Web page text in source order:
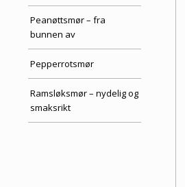
Peanøttsmør – fra
bunnen av
Pepperrotsmør
Ramsløksmør – nydelig og
smaksrikt